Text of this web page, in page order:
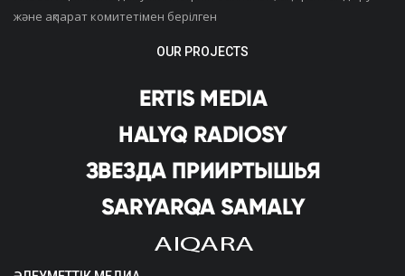
және ақпарат комитетімен берілген
OUR PROJECTS